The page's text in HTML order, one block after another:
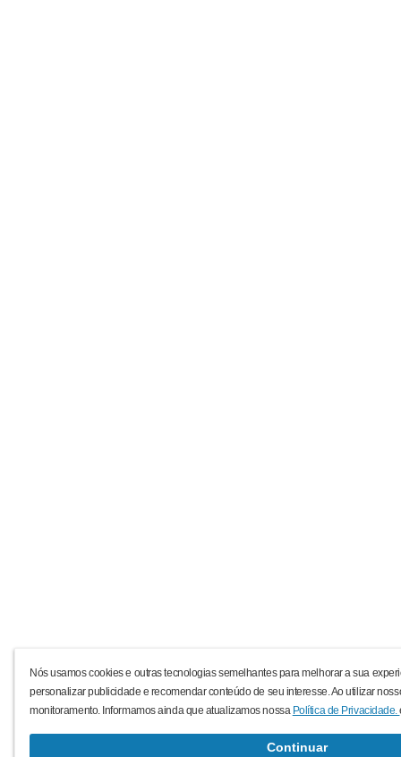
Nós usamos cookies e outras tecnologias semelhantes para melhorar a sua
personalizar publicidade e recomendar conteúdo de seu interesse. Ao utilizar
monitoramento. Informamos ainda que atualizamos nossa Política de Privacidade.
Continuar